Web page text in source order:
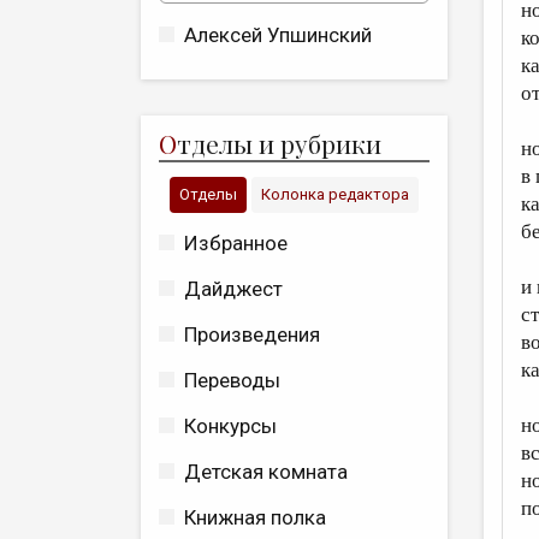
Алексей Упшинский
Отделы и рубрики
Отделы Колонка редактора
Избранное
Дайджест
Произведения
Переводы
Конкурсы
Детская комната
Книжная полка
в
и